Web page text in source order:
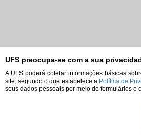
UFS preocupa-se com a sua
A UFS poderá coletar informações básicas
site, segundo o que estabelece a Política de
seus dados pessoais por meio de formulários e